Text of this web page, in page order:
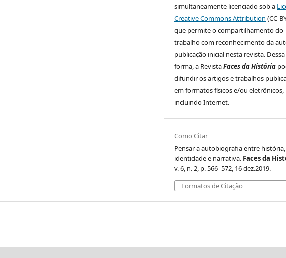
simultaneamente licenciado sob a
Creative Commons Attribution (CC-
que permite o compartilhamento do
trabalho com reconhecimento da
publicação inicial nesta revista. Dessa
forma, a RevistaFaces da História
difundir os artigos e trabalhos
em formatos físicos e/ou eletrônicos,
incluindo Internet.
Como Citar
Pensar a autobiografia entre história,
identidade e narrativa. Faces da
v. 6, n. 2, p. 566–572, 16 dez.2019.
Formatos de Citação